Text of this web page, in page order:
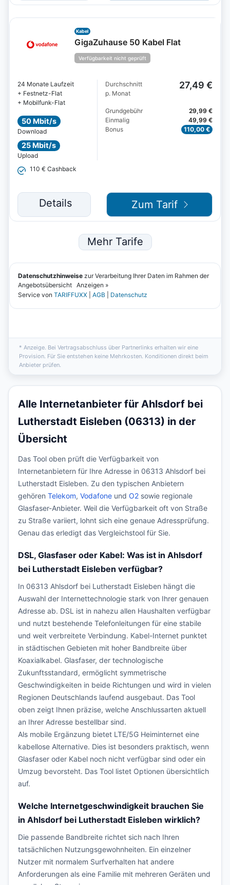
* Anzeige. Bei Vertragsabschluss über Partnerlinks erhalten wir eine
Provision. Für Sie entstehen keine Mehrkosten. Konditionen direkt beim
Anbieter prüfen.
Alle Internetanbieter für Ahlsdorf bei
Lutherstadt Eisleben (06313) in der
Übersicht
Das Tool oben prüft die Verfügbarkeit von
Internetanbietern für Ihre Adresse in 06313 Ahlsdorf bei
Lutherstadt Eisleben. Zu den typischen Anbietern
gehören Telekom, Vodafone und O2 sowie regionale
Glasfaser-Anbieter. Weil die Verfügbarkeit oft von Straße
zu Straße variiert, lohnt sich eine genaue Adressprüfung.
Genau das erledigt das Vergleichstool für Sie.
DSL, Glasfaser oder Kabel: Was ist in Ahlsdorf
bei Lutherstadt Eisleben verfügbar?
In 06313 Ahlsdorf bei Lutherstadt Eisleben hängt die
Auswahl der Internettechnologie stark von Ihrer genauen
Adresse ab. DSL ist in nahezu allen Haushalten verfügbar
und nutzt bestehende Telefonleitungen für eine stabile
und weit verbreitete Verbindung. Kabel-Internet punktet
in städtischen Gebieten mit hoher Bandbreite über
Koaxialkabel. Glasfaser, der technologische
Zukunftsstandard, ermöglicht symmetrische
Geschwindigkeiten in beide Richtungen und wird in vielen
Regionen Deutschlands laufend ausgebaut. Das Tool
oben zeigt Ihnen präzise, welche Anschlussarten aktuell
an Ihrer Adresse bestellbar sind.
Als mobile Ergänzung bietet LTE/5G Heiminternet eine
kabellose Alternative. Dies ist besonders praktisch, wenn
Glasfaser oder Kabel noch nicht verfügbar sind oder ein
Umzug bevorsteht. Das Tool listet Optionen übersichtlich
auf.
Welche Internetgeschwindigkeit brauchen Sie
in Ahlsdorf bei Lutherstadt Eisleben wirklich?
Die passende Bandbreite richtet sich nach Ihren
tatsächlichen Nutzungsgewohnheiten. Ein einzelner
Nutzer mit normalem Surfverhalten hat andere
Anforderungen als eine Familie mit mehreren Geräten und